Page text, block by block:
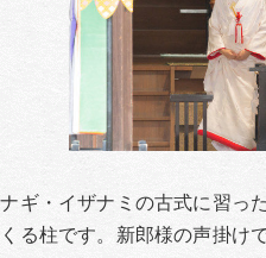
ギ・イザナミの古式に習っ
る柱です。新郎様の声掛け